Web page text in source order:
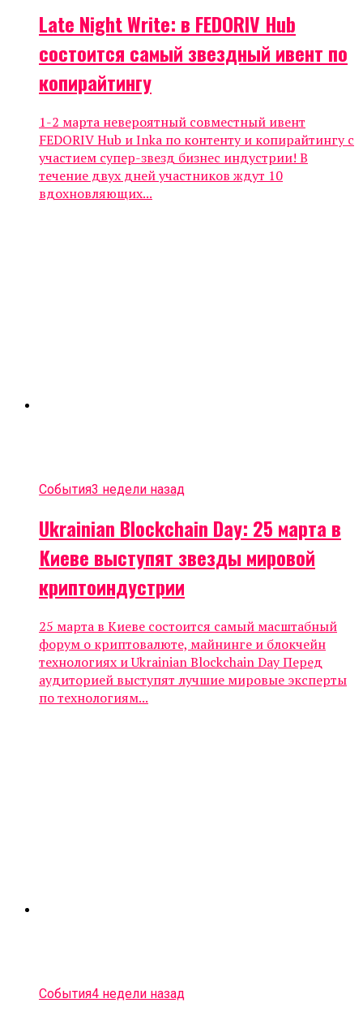
Late Night Write: в FEDORIV Hub
состоится самый звездный ивент по
копирайтингу
1-2 марта невероятный совместный ивент
FEDORIV Hub и Inka по контенту и копирайтингу с
участием супер-звезд бизнес индустрии! В
течение двух дней участников ждут 10
вдохновляющих...
События3 недели назад
Ukrainian Blockchain Day: 25 марта в
Киеве выступят звезды мировой
криптоиндустрии
25 марта в Киеве состоится самый масштабный
форум о криптовалюте, майнинге и блокчейн
технологиях и Ukrainian Blockchain Day Перед
аудиторией выступят лучшие мировые эксперты
по технологиям...
События4 недели назад